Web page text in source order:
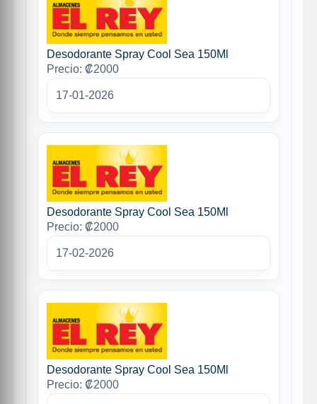
Desodorante Spray Cool Sea 150Ml
Precio: ₡2000
17-01-2026
Desodorante Spray Cool Sea 150Ml
Precio: ₡2000
17-02-2026
Desodorante Spray Cool Sea 150Ml
Precio: ₡2000